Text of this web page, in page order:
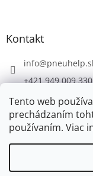
Tento web
prechádzaním
používaním. Viac
Kontakt
info@
+421 949 009 330